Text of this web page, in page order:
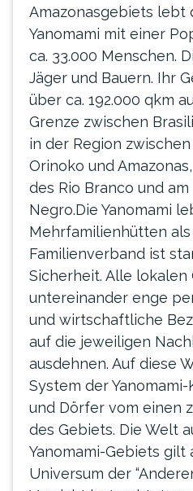
Amazonasgebiets lebt
Yanomami mit einer
ca. 33.000 Menschen.
Jäger und Bauern. Ihr
über ca. 192.000 qkm
Grenze zwischen
in der Region
Orinoko und
des Rio Branco und
Negro.Die Yanomami
Mehrfamilienhütten
Familienverband ist
Sicherheit. Alle
untereinander enge
und wirtschaftliche
auf die jeweiligen
ausdehnen. Auf diese
System der
und Dörfer vom einen
des Gebiets. Die Welt
Yanomami-Gebiets gilt
Universum der